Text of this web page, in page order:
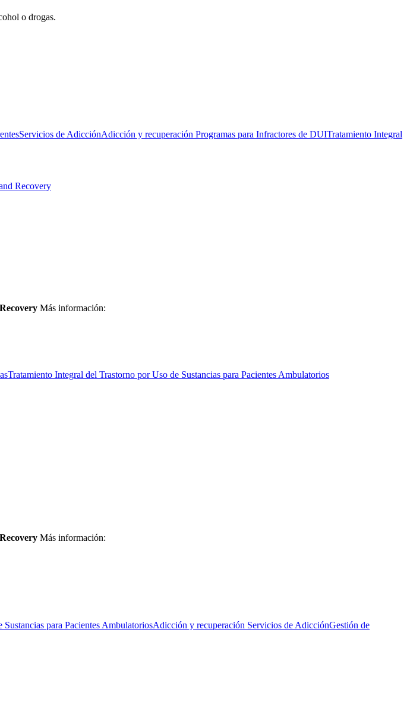
o drogas.
Servicios de AdicciónAdicción y recuperación Programas para Infractores de DUITratamiento Integral
Recovery
Más información:
Tratamiento Integral del Trastorno por Uso de Sustancias para Pacientes Ambulatorios
Más información:
para Pacientes AmbulatoriosAdicción y recuperación Servicios de AdicciónGestión de